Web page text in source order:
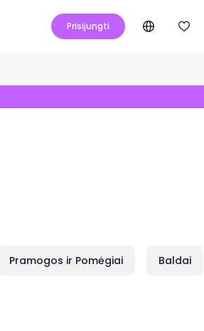
Prisijungti
Pramogos ir Pomėgiai Baldai